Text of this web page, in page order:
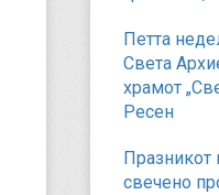
Петта
Света
храмот
Ресен
Празникот
свечено